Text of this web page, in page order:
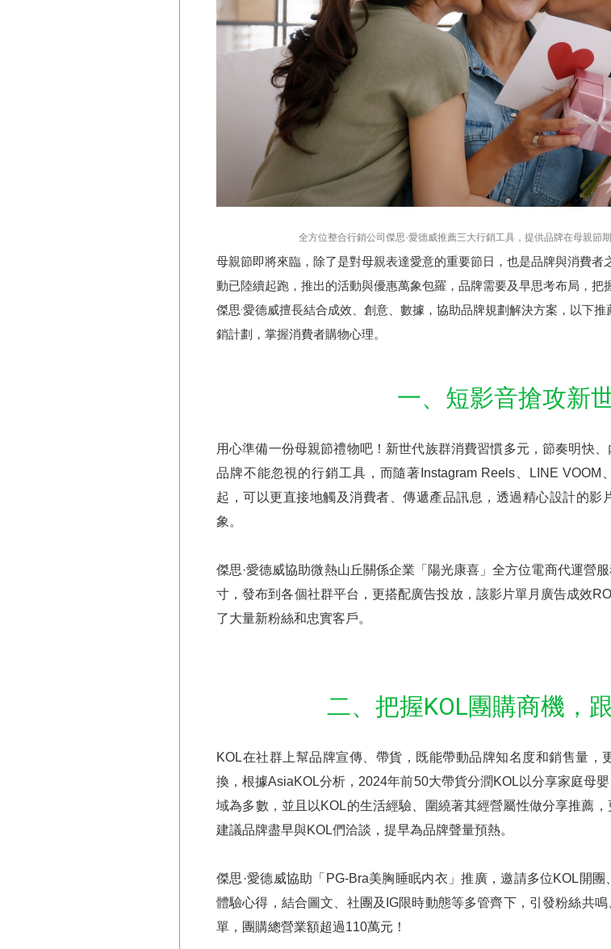
全方位整合行銷公司傑思·愛德威推薦三大行銷工具，提供品牌在母親節
母親節即將來臨，除了是對母親表達愛意的重要節日，也是品牌與消費
動已陸續起跑，推出的活動與優惠萬象包羅，品牌需要及早思考布局，
傑思·愛德威擅長結合成效、創意、數據，協助品牌規劃解決方案，以下
銷計劃，掌握消費者購物心理。
一、短影音搶攻新
用心準備一份母親節禮物吧！新世代族群消費習慣多元，節奏明快
品牌不能忽視的行銷工具，而隨著Instagram Reels、LINE VOOM
起，可以更直接地觸及消費者、傳遞產品訊息，透過精心設計的
象。
傑思·愛德威協助微熱山丘關係企業「陽光康喜」全方位電商代運營
寸，發布到各個社群平台，更搭配廣告投放，該影片單月廣告成效
了大量新粉絲和忠實客戶。
二、把握KOL團購商機，
KOL在社群上幫品牌宣傳、帶貨，既能帶動品牌知名度和銷售量，
換，根據AsiaKOL分析，2024年前50大帶貨分潤KOL以分享家庭母
域為多數，並且以KOL的生活經驗、圍繞著其經營屬性做分享推薦
建議品牌盡早與KOL們洽談，提早為品牌聲量預熱。
傑思·愛德威協助「PG-Bra美胸睡眠内衣」推廣，邀請多位KOL開
體驗心得，結合圖文、社團及IG限時動態等多管齊下，引發粉絲共
單，團購總營業額超過110萬元！